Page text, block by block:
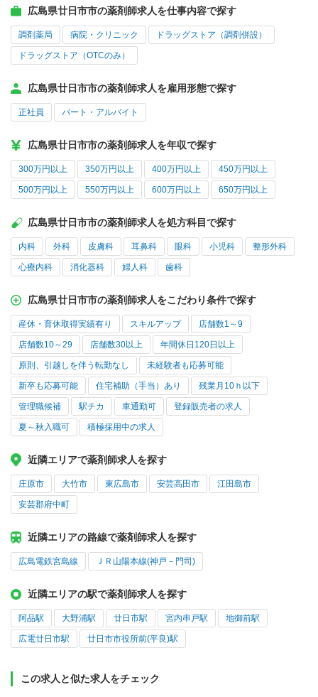
広島県廿日市市の薬剤師求人を仕事内容で探す
調剤薬局 病院・クリニック ドラッグストア（調剤併設）
ドラッグストア（OTCのみ）
広島県廿日市市の薬剤師求人を雇用形態で探す
正社員 パート・アルバイト
広島県廿日市市の薬剤師求人を年収で探す
300万円以上 350万円以上 400万円以上 450万円以上
500万円以上 550万円以上 600万円以上 650万円以上
広島県廿日市市の薬剤師求人を処方科目で探す
内科 外科 皮膚科 耳鼻科 眼科 小児科 整形外科
心療内科 消化器科 婦人科 歯科
広島県廿日市市の薬剤師求人をこだわり条件で探す
産休・育休取得実績有り スキルアップ 店舗数1～9
店舗数10～29 店舗数30以上 年間休日120日以上
原則、引越しを伴う転勤なし 未経験者も応募可能
新卒も応募可能 住宅補助（手当）あり 残業月10ｈ以下
管理職候補 駅チカ 車通勤可 登録販売者の求人
夏～秋入職可 積極採用中の求人
近隣エリアで薬剤師求人を探す
庄原市 大竹市 東広島市 安芸高田市 江田島市
安芸郡府中町
近隣エリアの路線で薬剤師求人を探す
広島電鉄宮島線 ＪＲ山陽本線(神戸－門司)
近隣エリアの駅で薬剤師求人を探す
阿品駅 大野浦駅 廿日市駅 宮内串戸駅 地御前駅
広電廿日市駅 廿日市市役所前(平良)駅
この求人と似た求人をチェック